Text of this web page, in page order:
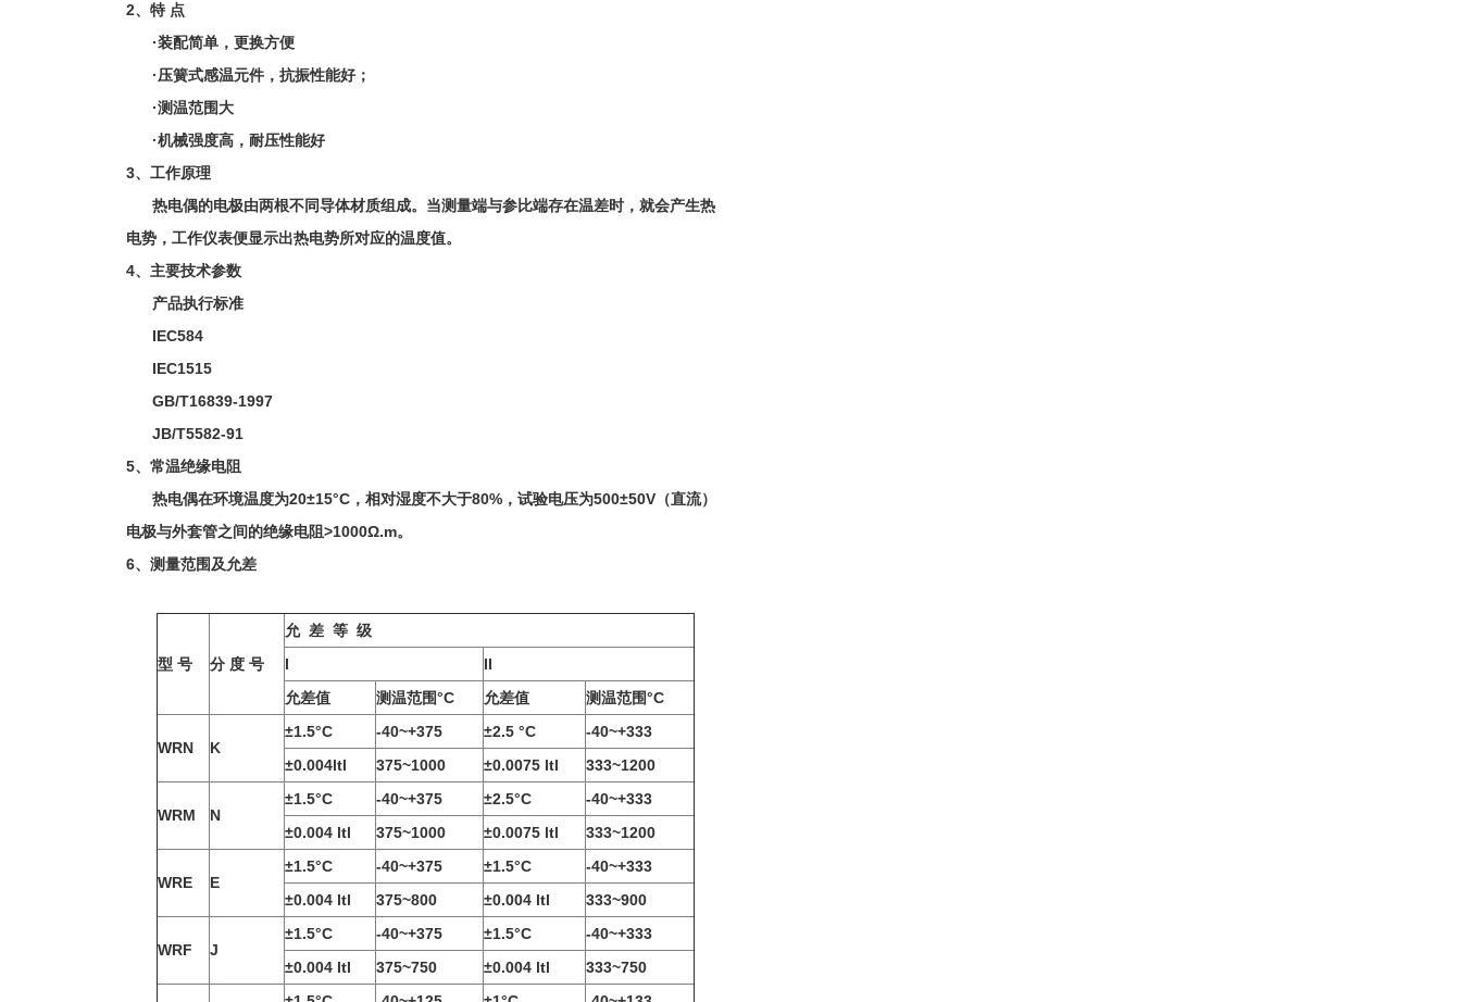
2、特 点
·装配简单，更换方便
·压簧式感温元件，抗振性能好；
·测温范围大
·机械强度高，耐压性能好
3、工作原理
热电偶的电极由两根不同导体材质组成。当测量端与参比端存在温差时，就会产生热
电势，工作仪表便显示出热电势所对应的温度值。
4、主要技术参数
产品执行标准
IEC584
IEC1515
GB/T16839-1997
JB/T5582-91
5、常温绝缘电阻
热电偶在环境温度为20±15°C，相对湿度不大于80%，试验电压为500±50V（直流）
电极与外套管之间的绝缘电阻>1000Ω.m。
6、测量范围及允差
型 号 分 度 号
允 差 等 级
I
II
允差值
测温范围°C 允差值 测温范围°C
WRN K
±1.5°C -40~+375 ±2.5 °C
-40~+333
±0.004ltl
375~1000 ±0.0075 ltl 333~1200
WRM N
±1.5°C -40~+375 ±2.5°C
-40~+333
±0.004 ltl
375~1000 ±0.0075 ltl 333~1200
WRE E
±1.5°C -40~+375 ±1.5°C
-40~+333
±0.004 ltl
375~800 ±0.004 ltl 333~900
WRF J
±1.5°C -40~+375 ±1.5°C
-40~+333
±0.004 ltl
375~750 ±0.004 ltl
333~750